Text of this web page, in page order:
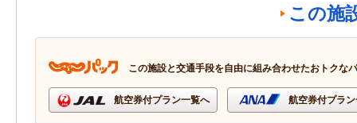
この施
この施設と交通手段を自由に組み合わせたおトクな
航空券付プラン一覧へ 航空券付プラ